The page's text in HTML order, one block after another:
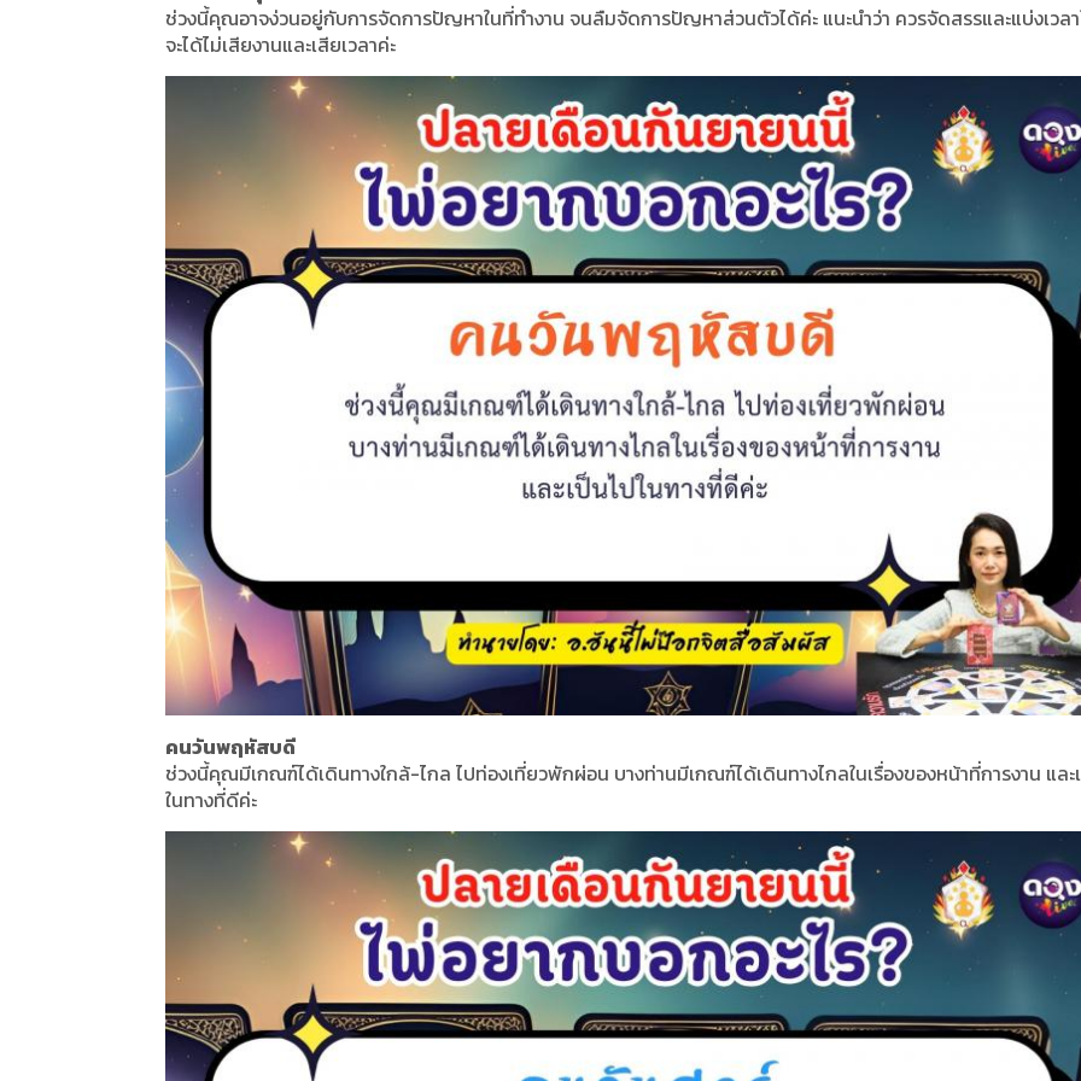
ช่วงนี้คุณอาจง่วนอยู่กับการจัดการปัญหาในที่ทำงาน จนลืมจัดการปัญหาส่วนตัวได้ค่ะ แนะนำว่า ควรจัดสรรและแบ่งเวล
จะได้ไม่เสียงานและเสียเวลาค่ะ
คนวันพฤหัสบดี
ช่วงนี้คุณมีเกณฑ์ได้เดินทางใกล้-ไกล ไปท่องเที่ยวพักผ่อน บางท่านมีเกณฑ์ได้เดินทางไกลในเรื่องของหน้าที่การงาน และ
ในทางที่ดีค่ะ